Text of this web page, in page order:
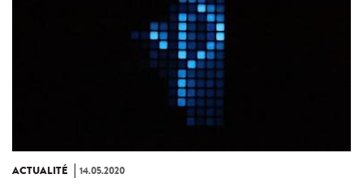
ACTUALITÉ 14.05.2020